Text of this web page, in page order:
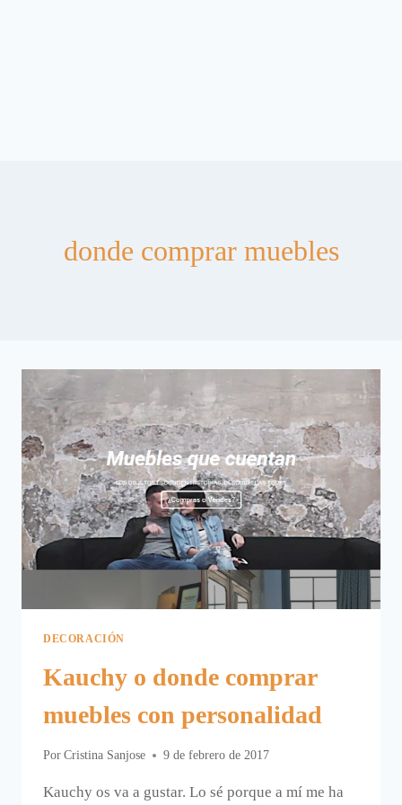
donde comprar muebles
DECORACIÓN
Kauchy o donde comprar
muebles con personalidad
Por Cristina Sanjose 9 de febrero de 2017
Kauchy os va a gustar. Lo sé porque a mí me ha